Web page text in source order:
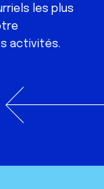
les plus
activités.